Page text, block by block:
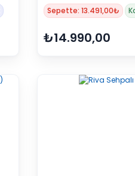
Sepette: 13.491,00₺
₺14.990,00